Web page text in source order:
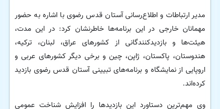
مدیر ارتباطات و اطلاع‌رسانی آستان قدس رضوی با اشاره به حضور
مهمانان خارجی در این برنامه‌ها خاطرنشان کرد: در این مدت،
هیئت‌ها و بازدیدکنندگانی از کشورهای عراق، لبنان، ترکیه،
هندوستان، پاکستان، ژاپن، چین و برخی دیگر کشورهای عربی و
اروپایی از نمایشگاه و برنامه‌های تبیینی آستان قدس رضوی بازدید
کرده‌اند.
وی مهم‌ترین دستاورد این بازدیدها را افزایش شناخت عمومی